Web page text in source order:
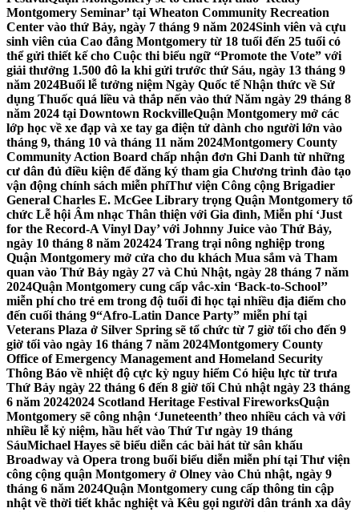
Montgomery Seminar’ tại Wheaton Community Recreation
Center vào thứ Bảy, ngày 7 tháng 9 năm 2024Sinh viên và cựu
sinh viên của Cao đẳng Montgomery từ 18 tuổi đến 25 tuổi có
thể gửi thiết kế cho Cuộc thi biểu ngữ “Promote the Vote” với
giải thưởng 1.500 đô la khi gửi trước thứ Sáu, ngày 13 tháng 9
năm 2024Buổi lễ tưởng niệm Ngày Quốc tế Nhận thức về Sử
dụng Thuốc quá liều và thắp nến vào thứ Năm ngày 29 tháng 8
năm 2024 tại Downtown RockvilleQuận Montgomery mở các
lớp học về xe đạp và xe tay ga điện tử dành cho người lớn vào
tháng 9, tháng 10 và tháng 11 năm 2024Montgomery County
Community Action Board chấp nhận đơn Ghi Danh từ những
cư dân đủ điều kiện để đăng ký tham gia Chương trình đào tạo
vận động chính sách miễn phíThư viện Công cộng Brigadier
General Charles E. McGee Library trọng Quận Montgomery tổ
chức Lễ hội Âm nhạc Thân thiện với Gia đình, Miễn phí ‘Just
for the Record-A Vinyl Day’ với Johnny Juice vào Thứ Bảy,
ngày 10 tháng 8 năm 202424 Trang trại nông nghiệp trong
Quận Montgomery mở cửa cho du khách Mua sắm và Tham
quan vào Thứ Bảy ngày 27 và Chủ Nhật, ngày 28 tháng 7 năm
2024Quận Montgomery cung cấp vắc-xin ‘Back-to-School’’
miễn phí cho trẻ em trong độ tuổi đi học tại nhiều địa điểm cho
đến cuối tháng 9“Afro-Latin Dance Party” miễn phí tại
Veterans Plaza ở Silver Spring sẽ tổ chức từ 7 giờ tối cho đến 9
giờ tối vào ngày 16 tháng 7 năm 2024Montgomery County
Office of Emergency Management and Homeland Security
Thông Báo về nhiệt độ cực kỳ nguy hiểm Có hiệu lực từ trưa
Thứ Bảy ngày 22 tháng 6 đến 8 giờ tối Chủ nhật ngày 23 tháng
6 năm 20242024 Scotland Heritage Festival FireworksQuận
Montgomery sẽ công nhận ‘Juneteenth’ theo nhiều cách và với
nhiều lễ kỷ niệm, hầu hết vào Thứ Tư ngày 19 tháng
SáuMichael Hayes sẽ biểu diễn các bài hát từ sân khấu
Broadway và Opera trong buổi biểu diễn miễn phí tại Thư viện
công cộng quận Montgomery ở Olney vào Chủ nhật, ngày 9
tháng 6 năm 2024Quận Montgomery cung cấp thông tin cập
nhật về thời tiết khắc nghiệt và Kêu gọi người dân tránh xa dây